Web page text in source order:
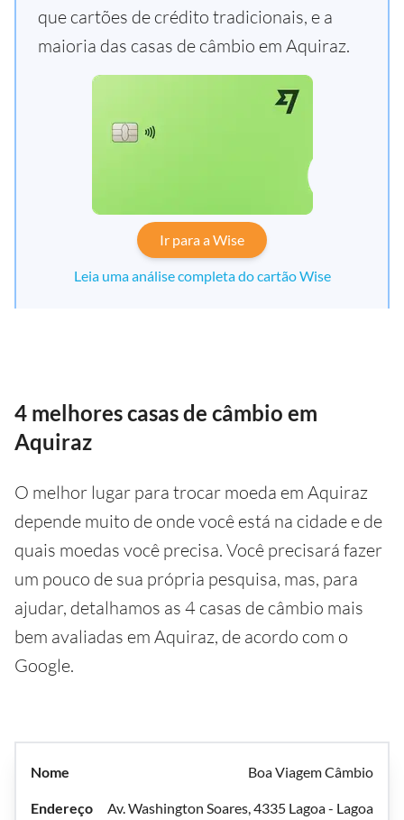
que cartões de crédito tradicionais, e a
maioria das casas de câmbio em Aquiraz.
Ir para a Wise
Leia uma análise completa do cartão Wise
4 melhores casas de câmbio em
Aquiraz
O melhor lugar para trocar moeda em Aquiraz
depende muito de onde você está na cidade e de
quais moedas você precisa. Você precisará fazer
um pouco de sua própria pesquisa, mas, para
ajudar, detalhamos as 4 casas de câmbio mais
bem avaliadas em Aquiraz, de acordo com o
Google.
Boa Viagem Câmbio
Av. Washington Soares, 4335 Lagoa - Lagoa